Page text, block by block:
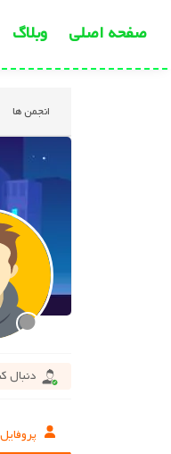
صفحه اصلی وبلاگ
انجمن ها
دنبال
پروفایل